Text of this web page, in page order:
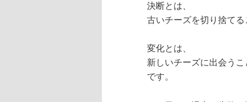
決断とは、
古いチーズを切り捨てる
変化とは、
新しいチーズに出会うこ
です。